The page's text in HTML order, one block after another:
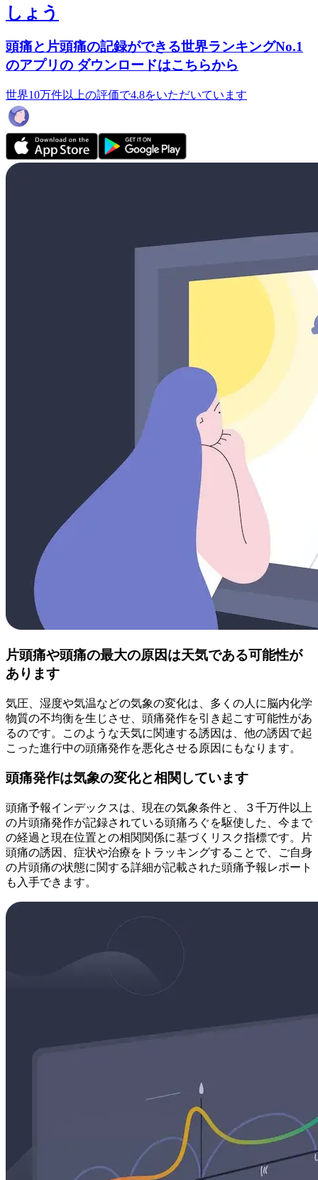
しょう
頭痛と片頭痛の記録ができる世界ランキングNo.1
のアプリの ダウンロードはこちらから
世界10万件以上の評価で4.8をいただいています
片頭痛や頭痛の最大の原因は天気である可能性が
あります
気圧、湿度や気温などの気象の変化は、多くの人に脳内化学
物質の不均衡を生じさせ、頭痛発作を引き起こす可能性があ
るのです。このような天気に関連する誘因は、他の誘因で起
こった進行中の頭痛発作を悪化させる原因にもなります。
頭痛発作は気象の変化と相関しています
頭痛予報インデックスは、現在の気象条件と、３千万件以上
の片頭痛発作が記録されている頭痛ろぐを駆使した、今まで
の経過と現在位置との相関関係に基づくリスク指標です。片
頭痛の誘因、症状や治療をトラッキングすることで、ご自身
の片頭痛の状態に関する詳細が記載された頭痛予報レポート
も入手できます。